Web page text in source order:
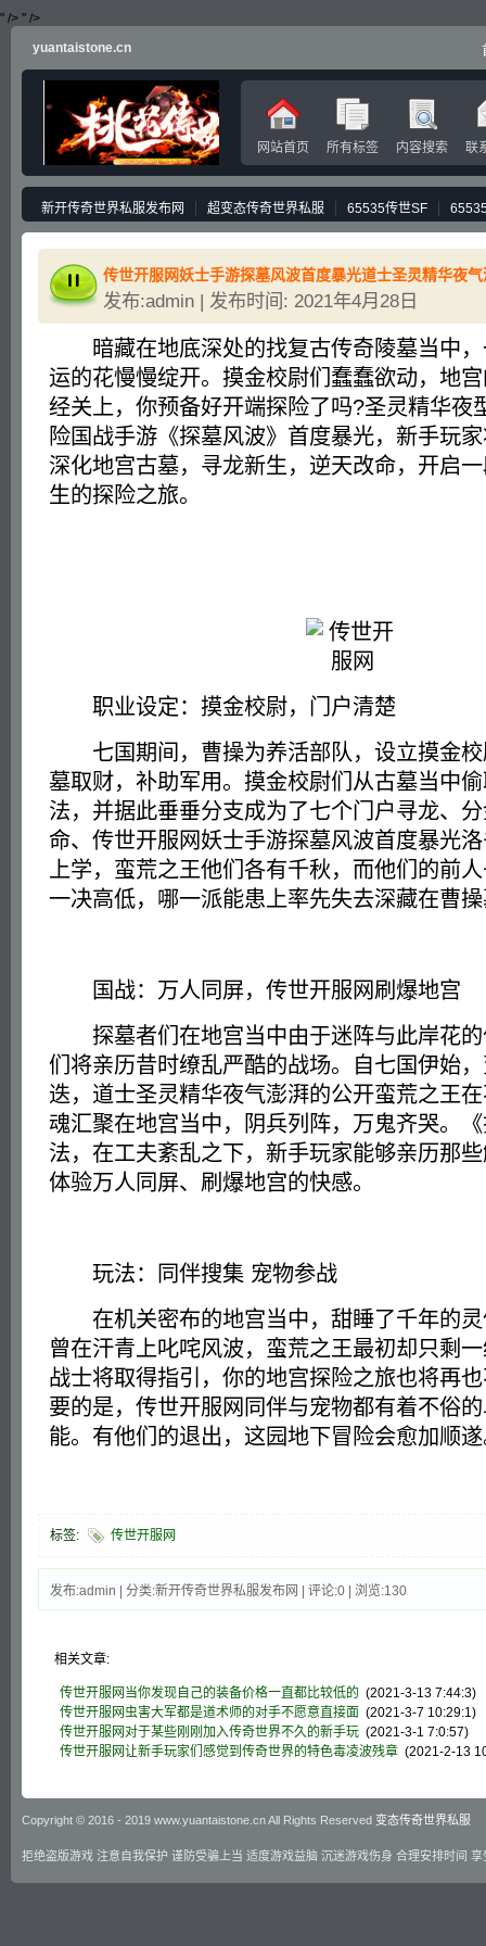
" /> " />
yuantaistone.cn
网站首页 所有标签 内容搜索 联
新开传奇世界私服发布网 超变态传奇世界私服 65535传世SF
发布:admin | 发布时间: 2021年4月28日
暗藏在地底深处的找复古传奇陵墓当中，
运的花慢慢绽开。摸金校尉们蠢蠢欲动，地
经关上，你预备好开端探险了吗?圣灵精华夜
险国战手游《探墓风波》首度暴光，新手玩
深化地宫古墓，寻龙新生，逆天改命，开启
生的探险之旅。
职业设定：摸金校尉，门户清楚
七国期间，曹操为养活部队，设立摸金校
墓取财，补助军用。摸金校尉们从古墓当中
法，并据此垂垂分支成为了七个门户寻龙、
命、传世开服网妖士手游探墓风波首度暴光
上学，蛮荒之王他们各有千秋，而他们的前
一决高低，哪一派能患上率先失去深藏在曹
国战：万人同屏，传世开服网刷爆地宫
探墓者们在地宫当中由于迷阵与此岸花的
们将亲历昔时缭乱严酷的战场。自七国伊始
迭，道士圣灵精华夜气澎湃的公开蛮荒之王
魂汇聚在地宫当中，阴兵列阵，万鬼齐哭。
法，在工夫紊乱之下，新手玩家能够亲历那
体验万人同屏、刷爆地宫的快感。
玩法：同伴搜集 宠物参战
在机关密布的地宫当中，甜睡了千年的灵
曾在汗青上叱咤风波，蛮荒之王最初却只剩
战士将取得指引，你的地宫探险之旅也将再
要的是，传世开服网同伴与宠物都有着不俗
能。有他们的退出，这园地下冒险会愈加顺
标签: 传世开服网
发布:admin | 分类:新开传奇世界私服发布网 | 评论:0 | 浏览:130
相关文章:
传世开服网当你发现自己的装备价格一直都比较低的 (2021-3-13 7:44:3)
传世开服网虫害大军都是道术师的对手不愿意直接面 (2021-3-7 10:29:1)
传世开服网对于某些刚刚加入传奇世界不久的新手玩 (2021-3-1 7:0:57)
传世开服网让新手玩家们感觉到传奇世界的特色毒凌波残章 (2021-2-13
Copyright © 2016 - 2019 www.yuantaistone.cn All Rights Reserved 变态传奇世界私服
拒绝盗版游戏 注意自我保护 谨防受骗上当 适度游戏益脑 沉迷游戏伤身 合理安排时间 享